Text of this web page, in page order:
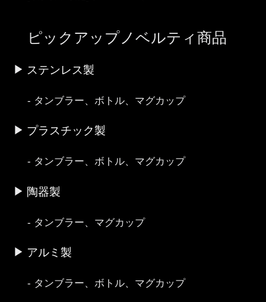
ピックアップノベルティ商品
ステンレス製
タンブラー、ボトル、マグカップ
プラスチック製
タンブラー、ボトル、マグカップ
陶器製
タンブラー、マグカップ
アルミ製
タンブラー、ボトル、マグカップ